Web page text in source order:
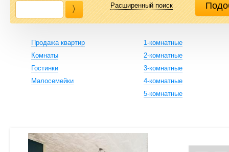
Расширенный поиск
Продажа квартир
Комнаты
Гостинки
Малосемейки
1-комнатные
2-комнатные
3-комнатные
4-комнатные
5-комнатные